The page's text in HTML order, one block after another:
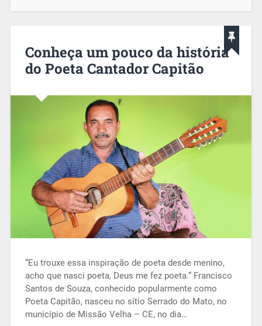
Conheça um pouco da história
do Poeta Cantador Capitão
“Eu trouxe essa inspiração de poeta desde menino,
acho que nasci poeta, Deus me fez poeta.“ Francisco
Santos de Souza, conhecido popularmente como
Poeta Capitão, nasceu no sítio Serrado do Mato, no
município de Missão Velha – CE, no dia…